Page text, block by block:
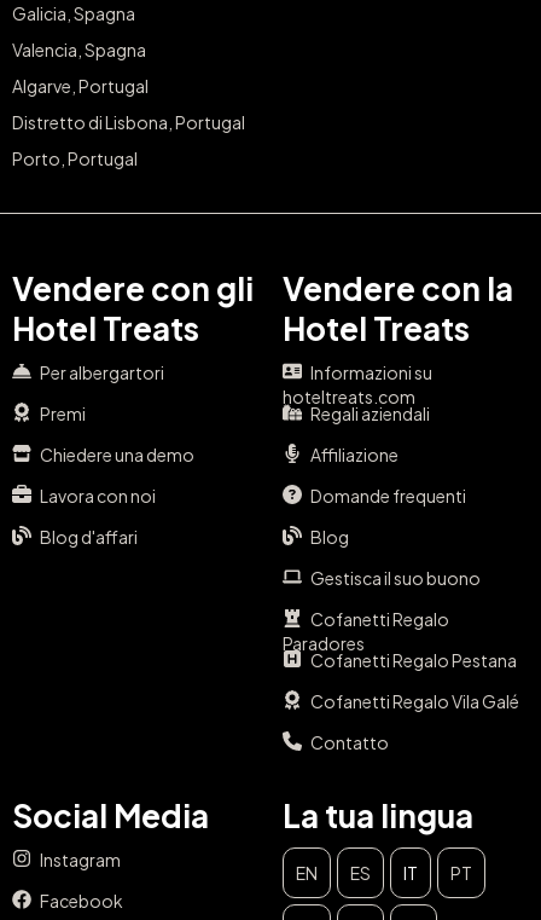
Galicia, Spagna
Valencia, Spagna
Algarve, Portugal
Distretto di Lisbona, Portugal
Porto, Portugal
Vendere con gli
Hotel Treats
Per albergartori
Premi
Chiedere una demo
Lavora con noi
Blog d'affari
Vendere con la
Hotel Treats
Informazioni su
hoteltreats.com
Regali aziendali
Affiliazione
Domande frequenti
Blog
Gestisca il suo buono
Cofanetti Regalo
Paradores
Cofanetti Regalo Pestana
Cofanetti Regalo Vila Galé
Contatto
Social Media
Instagram
Facebook
La tua lingua
EN ES IT PT